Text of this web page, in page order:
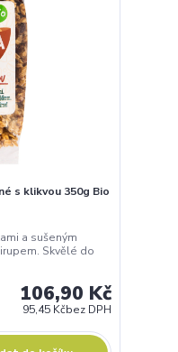
s klikvou 350g Bio
a sušeným
Skvělé do
106,90 Kč
95,45 Kčbez DPH